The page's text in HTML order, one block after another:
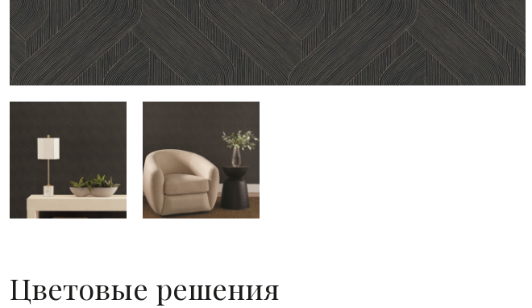
Цветовые решения